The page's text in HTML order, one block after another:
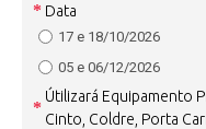
Data
17 e 18/10/2026
05 e 06/12/2026
Útilizará Equipamento
Cinto, Coldre, Porta